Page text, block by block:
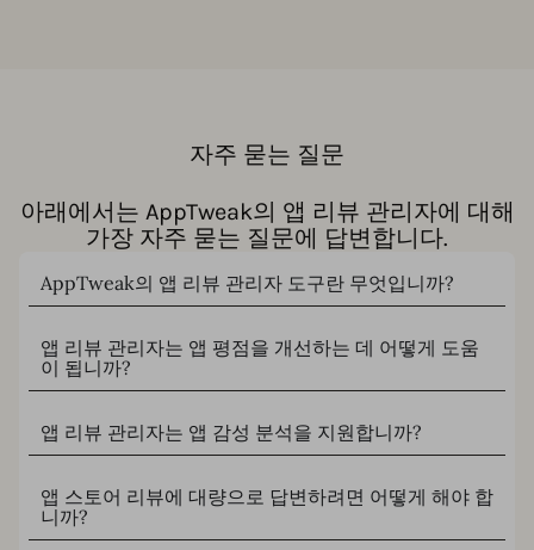
자주 묻는 질문
아래에서는 AppTweak의 앱 리뷰 관리자에 대해
가장 자주 묻는 질문에 답변합니다.
AppTweak의 앱 리뷰 관리자 도구란 무엇입니까?
앱 리뷰 관리자는 앱 평점을 개선하는 데 어떻게 도움
이 됩니까?
앱 리뷰 관리자는 앱 감성 분석을 지원합니까?
앱 스토어 리뷰에 대량으로 답변하려면 어떻게 해야 합
니까?